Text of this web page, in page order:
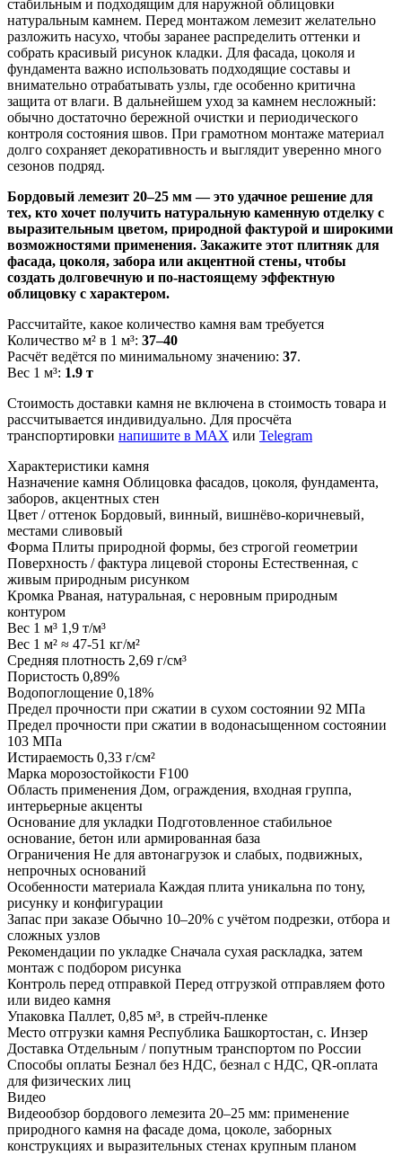
стабильным и подходящим для наружной облицовки
натуральным камнем. Перед монтажом лемезит желательно
разложить насухо, чтобы заранее распределить оттенки и
собрать красивый рисунок кладки. Для фасада, цоколя и
фундамента важно использовать подходящие составы и
внимательно отрабатывать узлы, где особенно критична
защита от влаги. В дальнейшем уход за камнем несложный:
обычно достаточно бережной очистки и периодического
контроля состояния швов. При грамотном монтаже материал
долго сохраняет декоративность и выглядит уверенно много
сезонов подряд.
Бордовый лемезит 20–25 мм — это удачное решение для
тех, кто хочет получить натуральную каменную отделку с
выразительным цветом, природной фактурой и широкими
возможностями применения. Закажите этот плитняк для
фасада, цоколя, забора или акцентной стены, чтобы
создать долговечную и по-настоящему эффектную
облицовку с характером.
Рассчитайте, какое количество камня вам требуется
Количество м² в 1 м³: 37–40
Расчёт ведётся по минимальному значению: 37.
Вес 1 м³: 1.9 т
Стоимость доставки камня не включена в стоимость товара и
рассчитывается индивидуально. Для просчёта
транспортировки напишите в MAX или Telegram
Характеристики камня
Назначение камня Облицовка фасадов, цоколя, фундамента,
заборов, акцентных стен
Цвет / оттенок Бордовый, винный, вишнёво-коричневый,
местами сливовый
Форма Плиты природной формы, без строгой геометрии
Поверхность / фактура лицевой стороны Естественная, с
живым природным рисунком
Кромка Рваная, натуральная, с неровным природным
контуром
Вес 1 м³ 1,9 т/м³
Вес 1 м² ≈ 47-51 кг/м²
Средняя плотность 2,69 г/см³
Пористость 0,89%
Водопоглощение 0,18%
Предел прочности при сжатии в сухом состоянии 92 МПа
Предел прочности при сжатии в водонасыщенном состоянии
103 МПа
Истираемость 0,33 г/см²
Марка морозостойкости F100
Область применения Дом, ограждения, входная группа,
интерьерные акценты
Основание для укладки Подготовленное стабильное
основание, бетон или армированная база
Ограничения Не для автонагрузок и слабых, подвижных,
непрочных оснований
Особенности материала Каждая плита уникальна по тону,
рисунку и конфигурации
Запас при заказе Обычно 10–20% с учётом подрезки, отбора и
сложных узлов
Рекомендации по укладке Сначала сухая раскладка, затем
монтаж с подбором рисунка
Контроль перед отправкой Перед отгрузкой отправляем фото
или видео камня
Упаковка Паллет, 0,85 м³, в стрейч-пленке
Место отгрузки камня Республика Башкортостан, с. Инзер
Доставка Отдельным / попутным транспортом по России
Способы оплаты Безнал без НДС, безнал с НДС, QR-оплата
для физических лиц
Видео
Видеообзор бордового лемезита 20–25 мм: применение
природного камня на фасаде дома, цоколе, заборных
конструкциях и выразительных стенах крупным планом